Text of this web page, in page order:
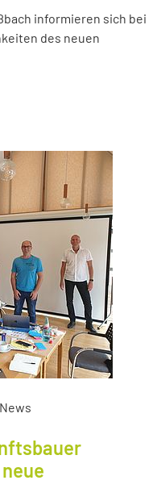
informieren sich bei
des neuen